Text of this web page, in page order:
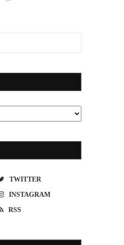
TWITTER
INSTAGRAM
RSS